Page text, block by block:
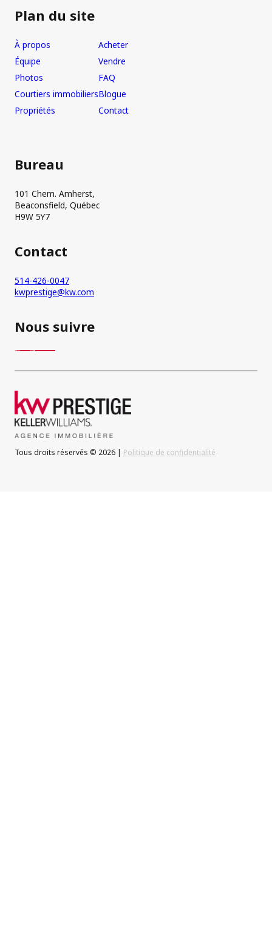
Plan du site
À propos
Équipe
Photos
Courtiers immobiliers
Propriétés
Acheter
Vendre
FAQ
Blogue
Contact
Bureau
101 Chem. Amherst,
Beaconsfield, Québec
H9W 5Y7
Contact
514-426-0047
kwprestige@kw.com
Nous suivre
Tous droits réservés © 2026 | Politique de confidentialité